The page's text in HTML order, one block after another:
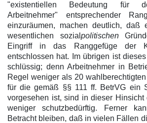
"existentiellen Bedeutung für
Arbeitnehmer" entsprechender
einzuräumen, machen deutlich,
wesentlichen sozial politischen
Eingriff in das Ranggefüge der
entschlossen hat. Im übrigen ist
schlüssig; denn Arbeitnehmer in
Regel weniger als 20
für die gemäß §§ 111 ff. BetrVG ein
vorgesehen ist, sind in dieser Hinsicht
weniger schutzbedürftig. Ferner
Betracht bleiben, daß in vielen Fällen